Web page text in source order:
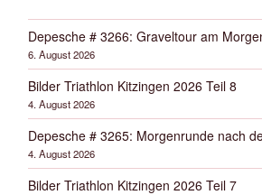
Depesche # 3266: Graveltour am
6. August 2026
Bilder Triathlon Kitzingen 2026 Teil 8
4. August 2026
Depesche # 3265: Morgenrunde nach
4. August 2026
Bilder Triathlon Kitzingen 2026 Teil 7